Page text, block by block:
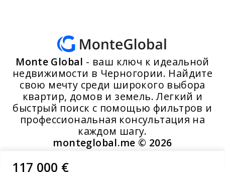
117 000 €
Monte Global - ваш ключ к идеальной
недвижимости в Черногории. Найдите
свою мечту среди широкого выбора
квартир, домов и земель. Легкий и
быстрый поиск с помощью фильтров и
профессиональная консультация на
каждом шагу.
monteglobal.me © 2026